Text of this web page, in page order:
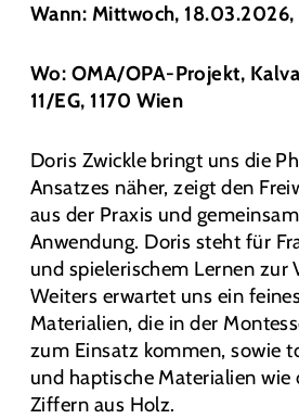
Wann: Mittwoch,
Wo: OMA/OPA-Projekt,
11/EG, 1170 Wien
Doris Zwickle bringt uns die
Ansatzes näher, zeigt den
aus der Praxis und
Anwendung. Doris steht für
und spielerischem Lernen zur
Weiters erwartet uns ein
Materialien, die in der
zum Einsatz kommen, sowie
und haptische Materialien wie
Ziffern aus Holz.